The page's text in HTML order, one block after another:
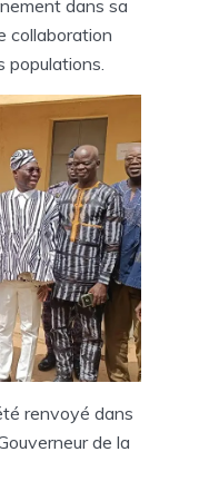
dans sa
collaboration
populations.
renvoyé dans
de la